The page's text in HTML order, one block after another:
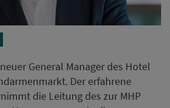
General Manager des Hotel
Der erfahrene
die Leitung des zur MHP